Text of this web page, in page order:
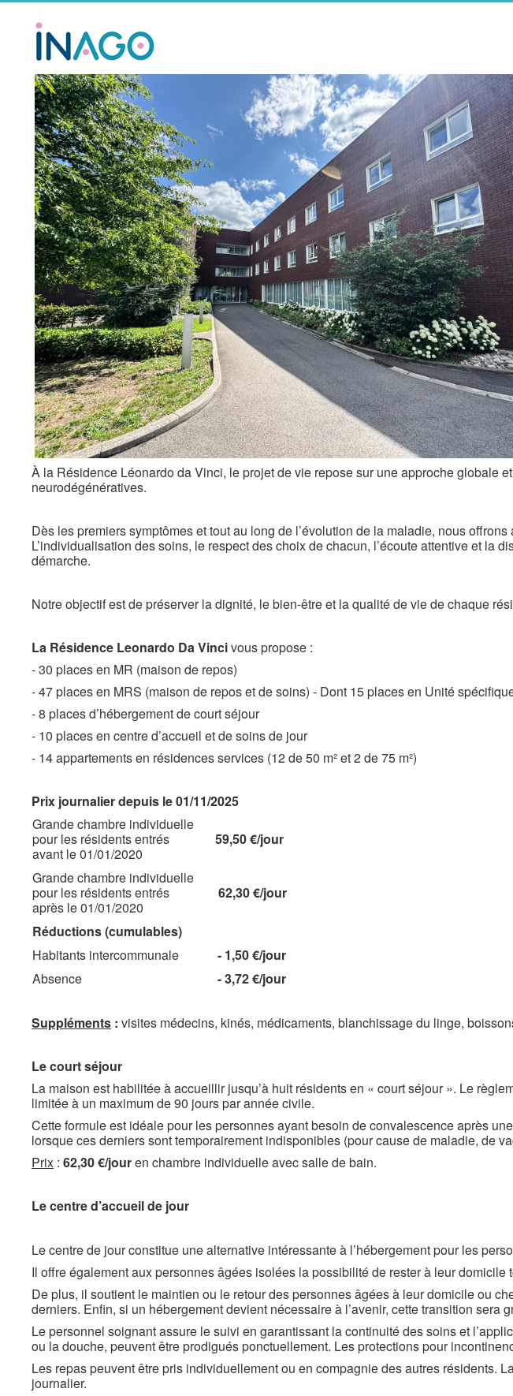
À la Résidence Léonardo da Vinci, le projet de vie repose sur une approche globale
neurodégénératives.
Dès les premiers symptômes et tout au long de l’évolution de la maladie, nous
L’individualisation des soins, le respect des choix de chacun, l’écoute attentive et
démarche.
Notre objectif est de préserver la dignité, le bien-être et la qualité de vie de chaque
La Résidence Leonardo Da Vincivous propose :
- 30 places en MR (maison de repos)
- 47 places en MRS (maison de repos et de soins) - Dont 15 places en Unité
- 8 places d’hébergement de court séjour
- 10 places en centre d’accueil et de soins de jour
- 14 appartements en résidences services (12 de 50 m² et 2 de 75 m²)
Prix journalierdepuis le01/11/2025
Grande chambre individuelle
pour les résidents entrés
avant le 01/01/2020
59,50 €/jour
Grande chambre individuelle
pour les résidents entrés
après le 01/01/2020
62,30 €/jour
Réductions (cumulables)
Habitants intercommunale
- 1,50 €/jour
Absence
- 3,72 €/jour
Suppléments : visites médecins, kinés, médicaments, blanchissage du linge,
Le court séjour
La maison est habilitée à accueillir jusqu’à huit résidents en « court séjour ». Le
limitée à un maximum de 90 jours par année civile.
Cette formule est idéale pour les personnes ayant besoin de convalescence après
lorsque ces derniers sont temporairement indisponibles (pour cause de maladie, de
Prix : 62,30 €/jouren chambre individuelle avec salle de bain.
Le centre d’accueil de jour
Le centre de jour constitue une alternative intéressante à l’hébergement pour les
Il offre également aux personnes âgées isolées la possibilité de rester à leur
De plus, il soutient le maintien ou le retour des personnes âgées à leur domicile ou
derniers. Enfin, si un hébergement devient nécessaire à l’avenir, cette transition sera
Le personnel soignant assure le suivi en garantissant la continuité des soins et
ou la douche, peuvent être prodigués ponctuellement. Les protections pour
Les repas peuvent être pris individuellement ou en compagnie des autres résidents.
journalier.